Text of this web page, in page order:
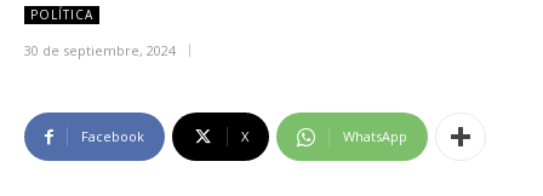
POLÍTICA
30 de septiembre, 2024
Facebook X WhatsApp